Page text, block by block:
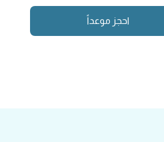
احجز موعداً